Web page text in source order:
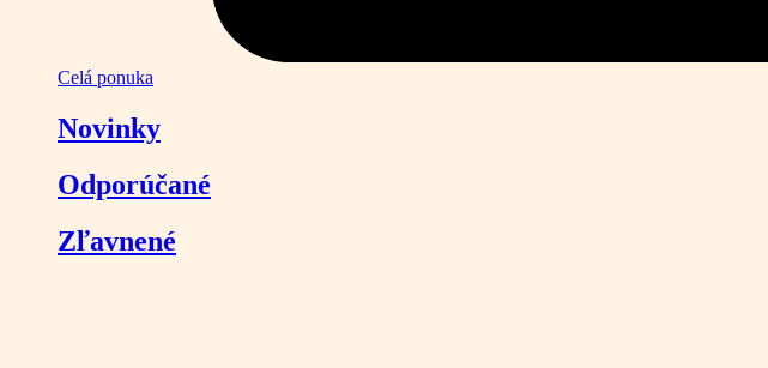
Celá ponuka
Novinky
Odporúčané
Zľavnené